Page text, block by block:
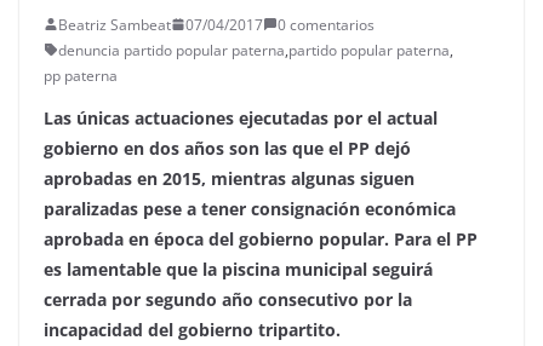
Beatriz Sambeat 07/04/2017
0 comentarios
denuncia partido popular paterna,partido popular paterna,
pp paterna
Las únicas actuaciones ejecutadas por el actual
gobierno en dos años son las que el PP dejó
aprobadas en 2015, mientras algunas siguen
paralizadas pese a tener consignación económica
aprobada en época del gobierno popular. Para el PP
es lamentable que la piscina municipal seguirá
cerrada por segundo año consecutivo por la
incapacidad del gobierno tripartito.